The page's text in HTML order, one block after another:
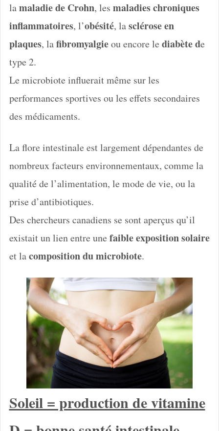
lamaladie de Crohn, les maladies chroniques
inflammatoires, l’obésité, lasclérose en
plaques, lafibromyalgieou encore le diabète de
type 2.
Le microbiote influerait même sur les
performances sportives ou les effets secondaires
des médicaments.
La flore intestinale est largement dépendantes de
nombreux facteurs environnementaux, comme la
qualité de l’alimentation, le mode de vie, ou la
prise d’antibiotiques.
Des chercheurs canadiens se sont aperçus qu’il
existait un lien entre une faible exposition solaire
et lacomposition du microbiote.
Soleil = production de vitamine